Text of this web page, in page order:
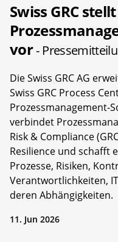
Swiss GRC
vor-
Die Swiss GRC AG
Swiss GRC Process
Prozessmanagement-
verbindet
Risk & Compliance
Resilience und schafft
Prozesse, Risiken,
Verantwortlichkeiten,
deren Abhängigkeiten.
11. Jun 2026